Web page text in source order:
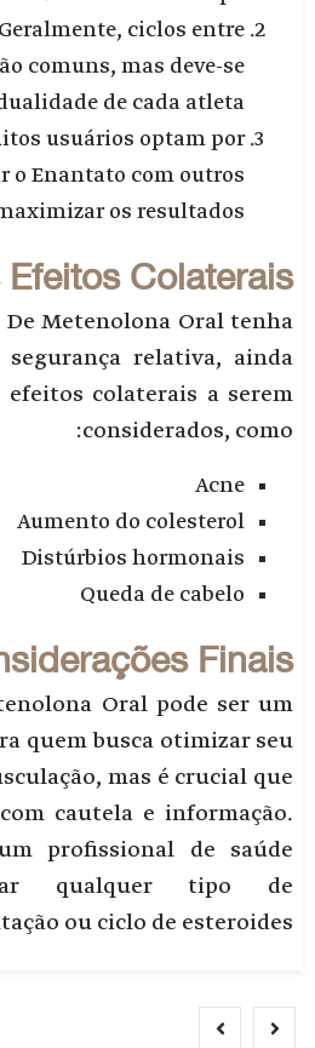
Geralmente, ciclos entre
comuns, mas deve-se
de cada atleta.
usuários optam por
o Enantato com outros
maximizar os resultados.
Efeitos Colaterais
De Metenolona Oral tenha
segurança relativa, ainda
efeitos colaterais a serem
considerados, como:
Acne
Aumento do colesterol
Distúrbios hormonais
Queda de cabelo
Finais
Oral pode ser um
quem busca otimizar seu
mas é crucial que
com cautela e informação.
um profissional de saúde
qualquer tipo de
ou ciclo de esteroides.